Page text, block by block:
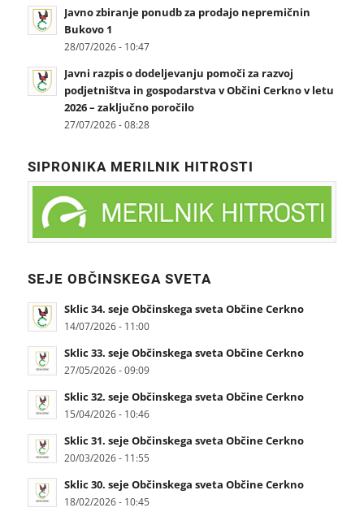
Javno zbiranje ponudb za prodajo nepremičnin
Bukovo 1
28/07/2026 - 10:47
Javni razpis o dodeljevanju pomoči za razvoj
podjetništva in gospodarstva v Občini Cerkno v letu
2026 – zaključno poročilo
27/07/2026 - 08:28
SIPRONIKA MERILNIK HITROSTI
SEJE OBČINSKEGA SVETA
Sklic 34. seje Občinskega sveta Občine Cerkno
14/07/2026 - 11:00
Sklic 33. seje Občinskega sveta Občine Cerkno
27/05/2026 - 09:09
Sklic 32. seje Občinskega sveta Občine Cerkno
15/04/2026 - 10:46
Sklic 31. seje Občinskega sveta Občine Cerkno
20/03/2026 - 11:55
Sklic 30. seje Občinskega sveta Občine Cerkno
18/02/2026 - 10:45